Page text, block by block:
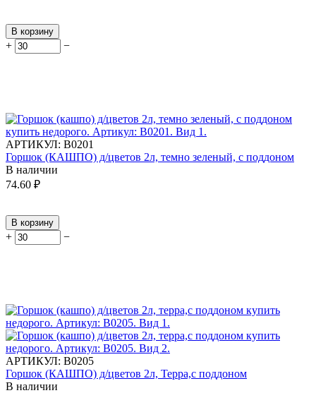
В корзину
+ −
АРТИКУЛ: В0201
Горшок (КАШПО) д/цветов 2л, темно зеленый, с поддоном
В наличии
74.60 ₽
В корзину
+ −
АРТИКУЛ: В0205
Горшок (КАШПО) д/цветов 2л, Терра,с поддоном
В наличии